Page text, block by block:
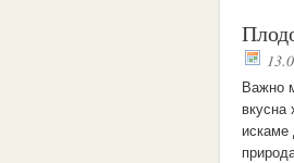
Важно
вкусна
искаме